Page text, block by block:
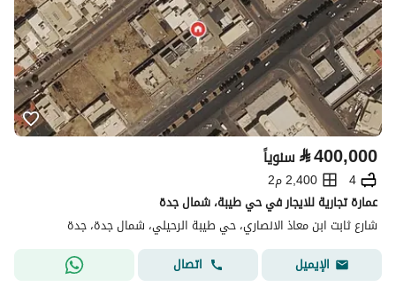
⃁400,000 سنوياً
4
2,400 م2
عمارة تجارية للايجار في حي طيبة، شمال جدة
شارع ثابت ابن معاذ الانصاري، حي طيبة الرحيلي، شمال جدة، جدة
الإيميل
اتصال